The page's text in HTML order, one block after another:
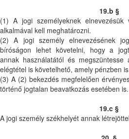
19.b §
(1) A jogi személyeknek
alkalmával kell meghatározni.
(2) A jogi személy elnevezésének
bíróságon lehet követelni, hogy a
annak használatától és
elégtétel is követelhető, amely pénzben
(3) A (2) bekezdés megfelelően
történő jogtalan beavatkozás esetében is.
19.c §
A jogi személy székhelyét annak